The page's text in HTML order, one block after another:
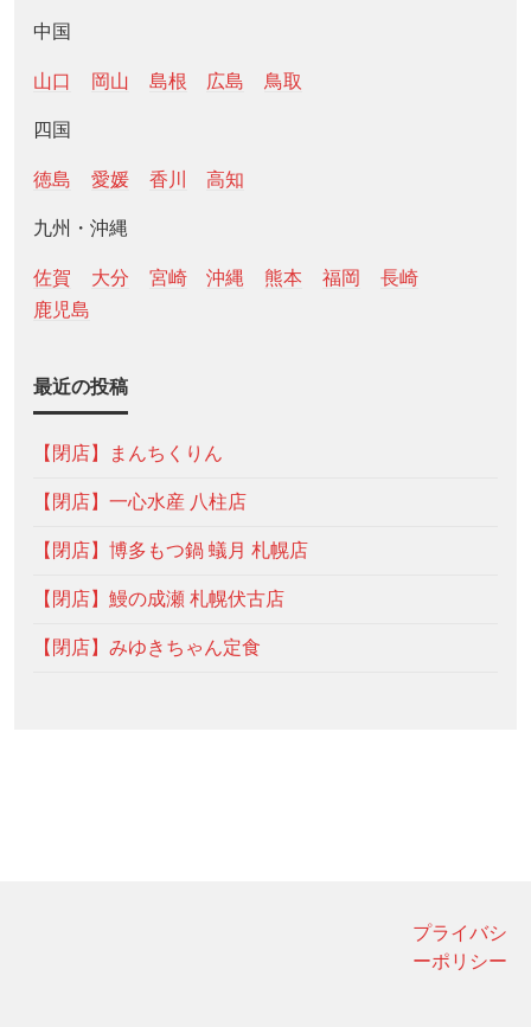
中国
山口 岡山 島根 広島 鳥取
四国
徳島 愛媛 香川 高知
九州・沖縄
佐賀 大分 宮崎 沖縄 熊本 福岡
長崎
鹿児島
最近の投稿
【閉店】まんちくりん
【閉店】一心水産 八柱店
【閉店】博多もつ鍋 蟻月 札幌店
【閉店】鰻の成瀬 札幌伏古店
【閉店】みゆきちゃん定食
プライバシ
ーポリシー